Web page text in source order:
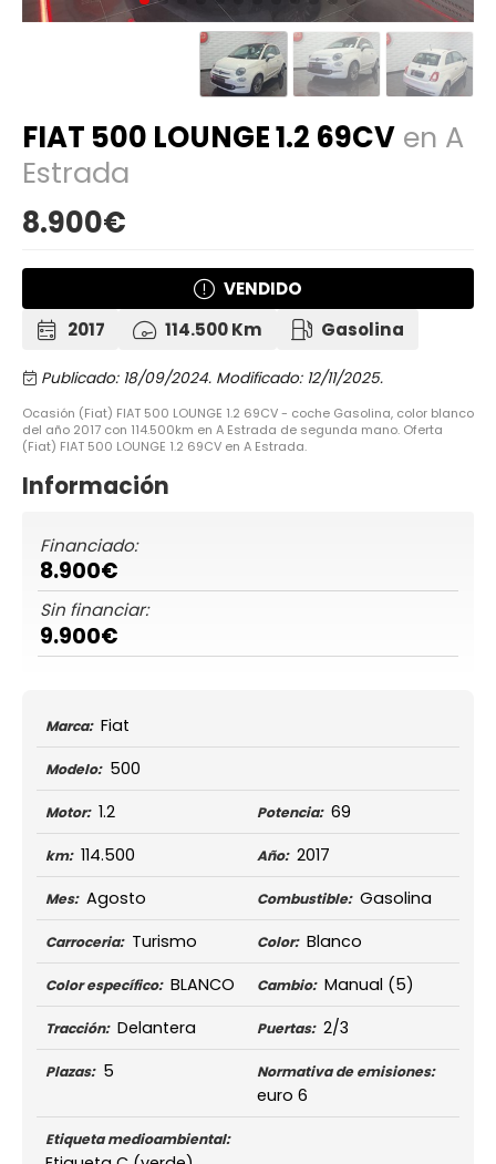
FIAT 500 LOUNGE 1.2 69CV en A
Estrada
8.900€
VENDIDO
2017
114.500 Km Gasolina
Publicado: 18/09/2024. Modificado: 12/11/2025.
Ocasión (Fiat) FIAT 500 LOUNGE 1.2 69CV - coche Gasolina, color blanco
del año 2017 con 114.500km en A Estrada de segunda mano. Oferta
(Fiat) FIAT 500 LOUNGE 1.2 69CV en A Estrada.
Información
Financiado:
8.900€
Sin financiar:
9.900€
Marca: Fiat
Modelo: 500
Motor: 1.2 Potencia: 69
km: 114.500 Año: 2017
Mes: Agosto Combustible: Gasolina
Carroceria: Turismo Color: Blanco
Color específico: BLANCO Cambio: Manual (5)
Tracción: Delantera Puertas: 2/3
Plazas: 5 Normativa de emisiones:
euro 6
Etiqueta medioambiental: